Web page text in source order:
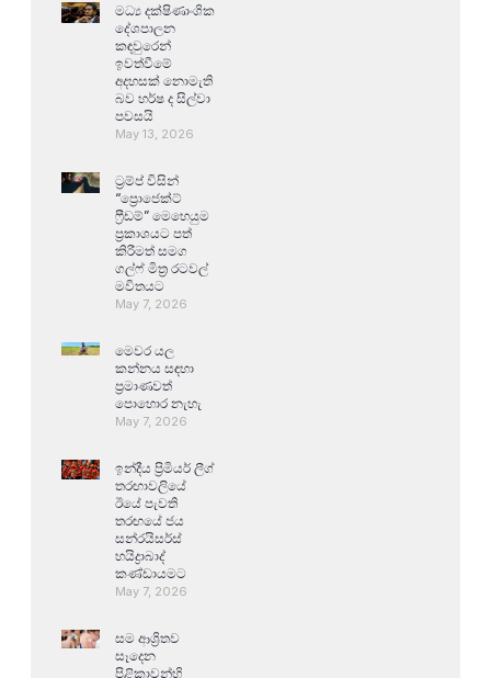
මධ්‍ය දක්ෂිණාංශික
දේශපාලන
කඳවුරෙන්
ඉවත්වීමේ
අදහසක් නොමැති
බව හර්ෂ ද සිල්වා
පවසයි
May 13, 2026
ට්‍රම්ප් විසින්
“ප්‍රොජෙක්ට්
ෆ්‍රීඩම්” මෙහෙයුම
ප්‍රකාශයට පත්
කිරීමත් සමග
ගල්ෆ් මිත්‍ර රටවල්
මවිතයට
May 7, 2026
මෙවර යල
කන්නය සඳහා
ප්‍රමාණවත්
පොහොර නැහැ
May 7, 2026
ඉන්දීය ප්‍රිමියර් ලීග්
තරඟාවලියේ
ඊයේ පැවති
තරඟයේ ජය
සන්රයිසර්ස්
හයිද්‍රාබාද්
කණ්ඩායමට
May 7, 2026
සම ආශ්‍රිතව
සෑදෙන
පිළිකාවන්හි